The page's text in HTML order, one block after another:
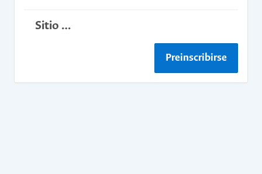
Sitio web del curso
Preinscribirse